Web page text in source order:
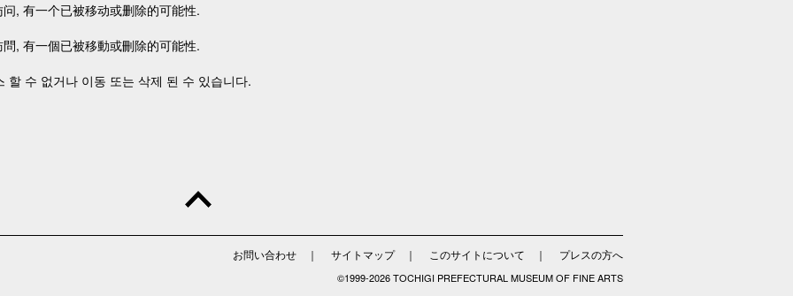
, 有一个已被移动或删除的可能性.
, 有一個已被移動或刪除的可能性.
수 없거나 이동 또는 삭제 된 수 있습니다.
お問い合わせ ｜ サイトマップ｜ このサイトについて ｜ プレスの方へ
©1999-2026 TOCHIGI PREFECTURAL MUSEUM OF FINE ARTS